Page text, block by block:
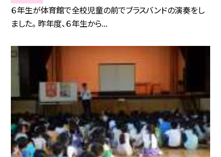
６年生が体育館で全校児童の前でブラスバンドの演奏をし
ました。 昨年度、６年生から...